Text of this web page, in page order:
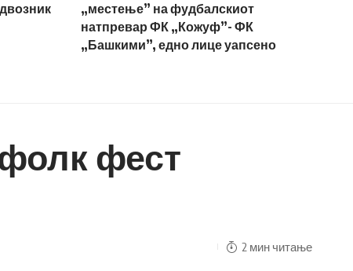
„местење” на фудбалскиот
натпревар ФК „Кожуф”- ФК
„Башкими”, едно лице уапсено
фест
2 мин читање